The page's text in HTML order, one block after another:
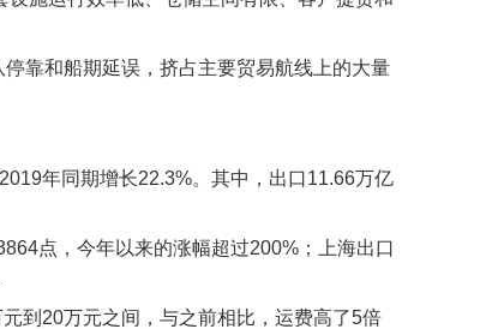
靠和船期延误，挤占主要贸易航线上的大量
年同期增长22.3%。其中，出口11.66万亿
点，今年以来的涨幅超过200%；上海出口
到20万元之间，与之前相比，运费高了5倍